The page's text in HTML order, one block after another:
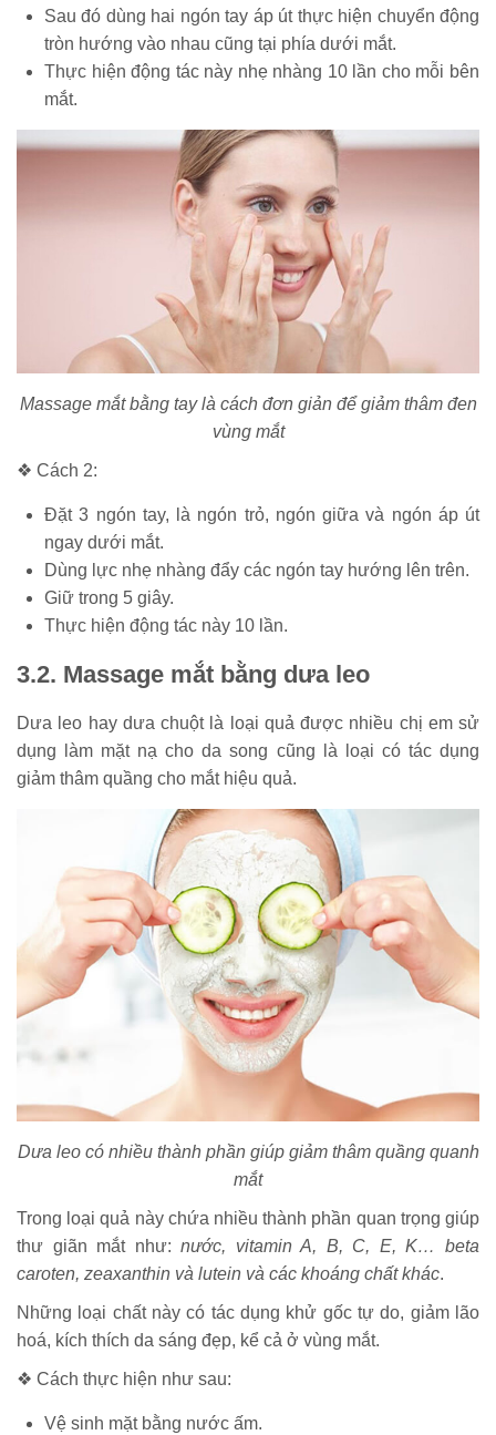
Sau đó dùng hai ngón tay áp út thực hiện chuyển động
tròn hướng vào nhau cũng tại phía dưới mắt.
Thực hiện động tác này nhẹ nhàng 10 lần cho mỗi bên
mắt.
Massage mắt bằng tay là cách đơn giản để giảm thâm đen
vùng mắt
❖ Cách 2:
Đặt 3 ngón tay, là ngón trỏ, ngón giữa và ngón áp út
ngay dưới mắt.
Dùng lực nhẹ nhàng đẩy các ngón tay hướng lên trên.
Giữ trong 5 giây.
Thực hiện động tác này 10 lần.
3.2. Massage mắt bằng dưa leo
Dưa leo hay dưa chuột là loại quả được nhiều chị em sử
dụng làm mặt nạ cho da song cũng là loại có tác dụng
giảm thâm quầng cho mắt hiệu quả.
Dưa leo có nhiều thành phần giúp giảm thâm quầng quanh
mắt
Trong loại quả này chứa nhiều thành phần quan trọng giúp
thư giãn mắt như:nước, vitamin A, B, C, E, K… beta
caroten, zeaxanthin và lutein và các khoáng chất khác.
Những loại chất này có tác dụng khử gốc tự do, giảm lão
hoá, kích thích da sáng đẹp, kể cả ở vùng mắt.
❖ Cách thực hiện như sau:
Vệ sinh mặt bằng nước ấm.